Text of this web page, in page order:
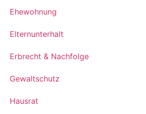
Ehewohnung
Elternunterhalt
Erbrecht & Nachfolge
Gewaltschutz
Hausrat